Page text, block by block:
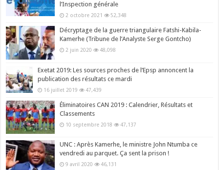
l’Inspection générale
2 octobre 2021 52,348
Décryptage de la guerre triangulaire Fatshi-Kabila-
Kamerhe (Tribune de l’Analyste Serge Gontcho)
2 juin 2020 48,098
Exetat 2019: Les sources proches de l’Epsp annoncent la
publication des résultats ce mardi
16 juillet 2019 47,439
Éliminatoires CAN 2019 : Calendrier, Résultats et
Classements
10 septembre 2018 47,137
UNC : Après Kamerhe, le ministre John Ntumba ce
vendredi au parquet. Ça sent la prison !
9 avril 2020 46,131